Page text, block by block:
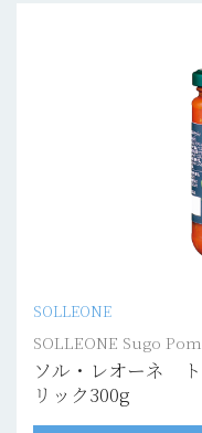
SOLLEONE
SOLLEONE Sugo
ソル・レオーネ
リック300g